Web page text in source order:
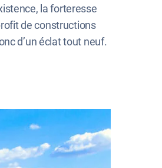
la forteresse
de constructions
d’un éclat tout neuf.